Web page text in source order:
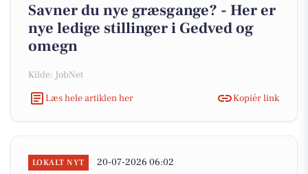
Savner du nye græsgange? - Her er
nye ledige stillinger i Gedved og
omegn
Kilde: JobNet
Læs hele artiklen her
Kopiér link
LOKALT NYT 20-07-2026 06:02